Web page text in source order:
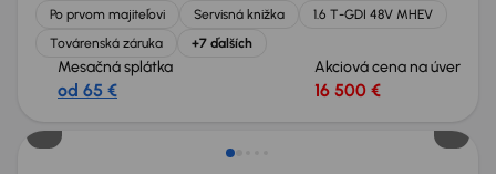
Po prvom majiteľovi Servisná knižka
1.6 T-GDI 48V MHEV
Továrenská záruka
+7 ďalších
Mesačná splátka
od 65 €
Akciová cena na úver
16 500 €